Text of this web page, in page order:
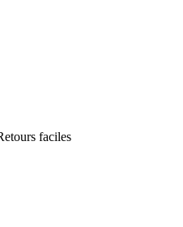
faciles